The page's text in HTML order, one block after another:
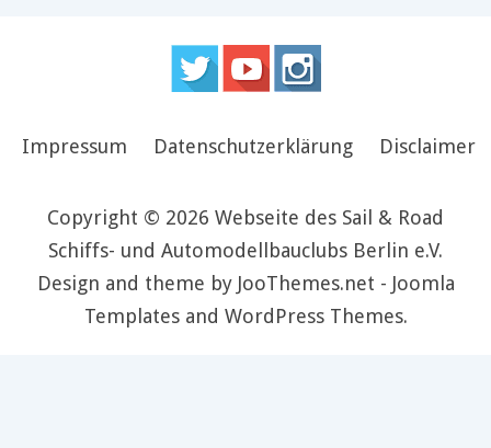
Impressum Datenschutzerklärung Disclaimer
Copyright © 2026 Webseite des Sail & Road
Schiffs- und Automodellbauclubs Berlin e.V.
Design and theme by JooThemes.net - Joomla
Templates and WordPress Themes.